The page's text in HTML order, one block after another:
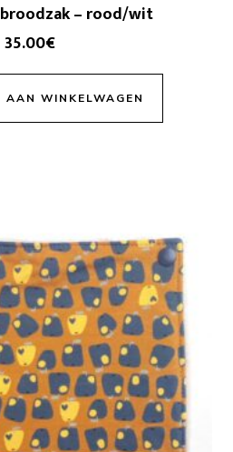
– rood/wit
35.00€
AAN WINKELWAGEN